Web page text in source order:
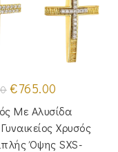
Original
price
was:
€955.00.
€765.00
τιμή
είναι:
€765.00.
Με Αλυσίδα
Χρυσός
Όψης SXS-